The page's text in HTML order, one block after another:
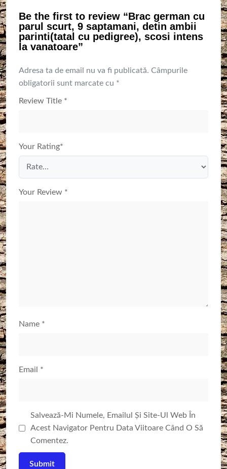
Be the first to review “Brac german cu
parul scurt, 9 saptamani, detin ambii
parinti(tatal cu pedigree), scosi intens
la vanatoare”
Adresa ta de email nu va fi publicată. Câmpurile
obligatorii sunt marcate cu *
Review Title *
Your Rating*
Your Review *
Name *
Email *
Salvează-Mi Numele, Emailul Și Site-Ul Web În
Acest Navigator Pentru Data Viitoare Când O Să
Comentez.